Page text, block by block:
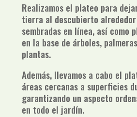
Realizamos el plateo para
tierra al descubierto
sembradas en línea, así como
en la base de árboles,
plantas.
Además, llevamos a cabo el
áreas cercanas a superficies
garantizando un aspecto
en todo el jardín.